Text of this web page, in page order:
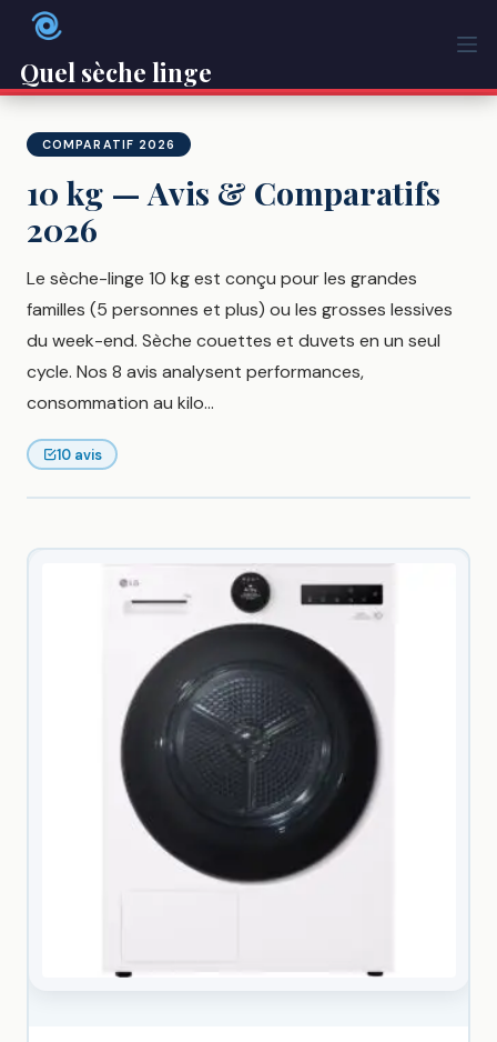
Passer
Quel sèche linge
COMPARATIF 2026
10 kg — Avis & Comparatifs
2026
Le sèche-linge 10 kg est conçu pour les grandes
familles (5 personnes et plus) ou les grosses lessives
du week-end. Sèche couettes et duvets en un seul
cycle. Nos 8 avis analysent performances,
consommation au kilo...
10 avis